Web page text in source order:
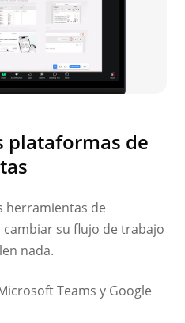
plataformas de
herramientas de
su flujo de trabajo
nada.
Teams y Google